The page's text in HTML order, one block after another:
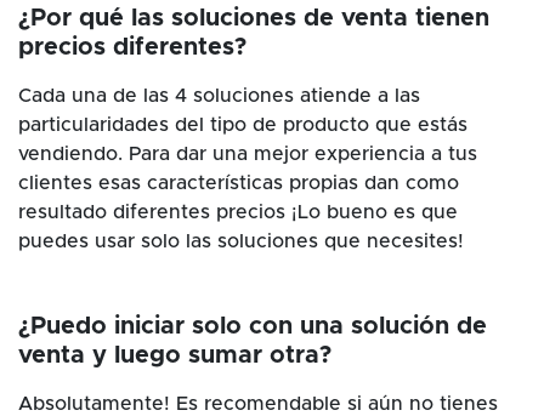
¿Por qué las soluciones de venta tienen
precios diferentes?
Cada una de las 4 soluciones atiende a las
particularidades del tipo de producto que estás
vendiendo. Para dar una mejor experiencia a tus
clientes esas características propias dan como
resultado diferentes precios ¡Lo bueno es que
puedes usar solo las soluciones que necesites!
¿Puedo iniciar solo con una solución de
venta y luego sumar otra?
Absolutamente! Es recomendable si aún no tienes